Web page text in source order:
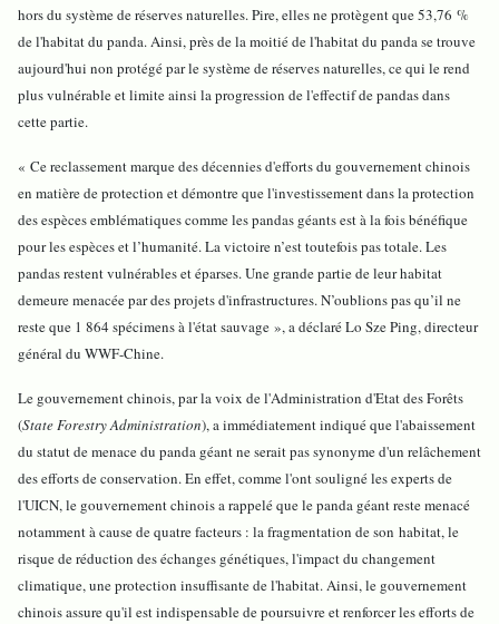
hors du système de réserves naturelles. Pire, elles ne protègent que 53,76 %
de l'habitat du panda. Ainsi, près de la moitié de l'habitat du panda se trouve
aujourd'hui non protégé par le système de réserves naturelles, ce qui le rend
plus vulnérable et limite ainsi la progression de l'effectif de pandas dans
cette partie.
« Ce reclassement marque des décennies d'efforts du gouvernement chinois
en matière de protection et démontre que l'investissement dans la protection
des espèces emblématiques comme les pandas géants est à la fois bénéfique
pour les espèces et l’humanité. La victoire n’est toutefois pas totale. Les
pandas restent vulnérables et éparses. Une grande partie de leur habitat
demeure menacée par des projets d'infrastructures. N’oublions pas qu’il ne
reste que 1 864 spécimens à l'état sauvage », a déclaré Lo Sze Ping, directeur
général du WWF-Chine.
Le gouvernement chinois, par la voix de l'Administration d'Etat des Forêts
(State Forestry Administration), a immédiatement indiqué que l'abaissement
du statut de menace du panda géant ne serait pas synonyme d'un relâchement
des efforts de conservation. En effet, comme l'ont souligné les experts de
l'UICN, le gouvernement chinois a rappelé que le panda géant reste menacé
notamment à cause de quatre facteurs : la fragmentation de son habitat, le
risque de réduction des échanges génétiques, l'impact du changement
climatique, une protection insuffisante de l'habitat. Ainsi, le gouvernement
chinois assure qu'il est indispensable de poursuivre et renforcer les efforts de